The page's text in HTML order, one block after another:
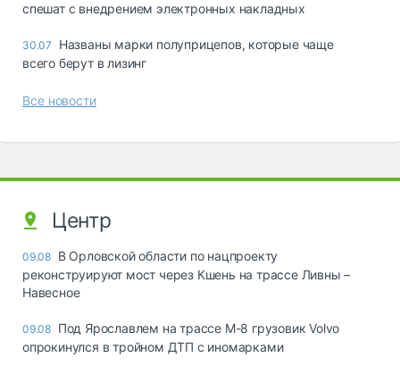
спешат с внедрением электронных накладных
30.07
Названы марки полуприцепов, которые чаще
всего берут в лизинг
Все новости
Центр
09.08 В Орловской области по нацпроекту
реконструируют мост через Кшень на трассе Ливны –
Навесное
09.08 Под Ярославлем на трассе М-8 грузовик Volvo
опрокинулся в тройном ДТП с иномарками